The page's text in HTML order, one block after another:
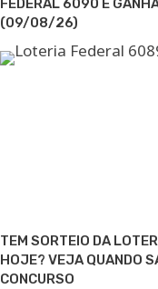
FEDERAL 6090 E
(09/08/26)
TEM SORTEIO DA
HOJE? VEJA QUANDO
CONCURSO